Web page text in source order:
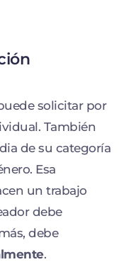
solicitar por
También
de su categoría
Esa
un trabajo
debe
debe
.